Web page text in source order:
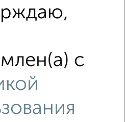
рядом
с